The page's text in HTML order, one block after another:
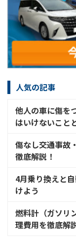
人気の記事
他人の車に傷を
はいけないこと
傷なし交通事故
徹底解説！
4月乗り換えと
けよう
燃料計（ガソリ
理費用を徹底解